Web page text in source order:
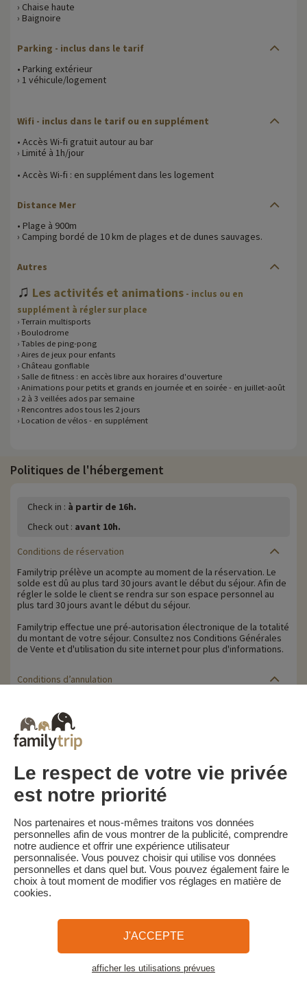
› Chaise haute
› Baignoire
Parking - inclus dans le tarif
• Parking extérieur
› 1 véhicule/logement
Wifi - inclus dans le tarif ou en supplément
• Accès Wi-fi gratuit autour au bar
› Limité à 1h/jour
• Accès Wi-fi : en supplément dans les logement
Distance Mer
• Plage à 900m
› Camping bordé de 10 km de plages et de dunes sauvages.
Autres
♫ Les activités et animations - inclus ou en
supplément à régler sur place
› Terrain multisports
› Boulodrome
› Tables de ping-pong
› Aires de jeux pour enfants
› Château gonflable
› Salle de fitness : en accès libre aux horaires d'ouverture
› Animations pour petits et grands en journée et en soirée - en juillet-août
› 2 à 3 veillées ados par semaine
› Rencontres ados tous les 2 jours
› Location de vélos - en supplément
Politiques de l'hébergement
Check in : à partir de 16h.
Check out : avant 10h.
Conditions de réservation
Familytrip prélève un acompte au moment de la réservation. Le
solde est dû au plus tard 30 jours avant le début du séjour. Afin de
régler le solde le client se rendra sur son espace personnel au
plus tard 30 jours avant le début du séjour.
Familytrip effectue une pré-autorisation électronique de la totalité
du montant de votre séjour. Consultez nos Conditions Générales
de Vente et d'utilisation du site internet pour plus d'informations.
Conditions d’annulation
début du séjour. Le client reçoit un rappel de paiement du solde
de la réservation par e-mail 35 jours avant le début du séjour.
Les pénalités d'annulation sont calculées sur la base du barème
• Annulation 30 jours ou plus avant la date de début du séjour :
acompte conservé
• Annulation moins de 30 jours avant la date de début du séjour :
100 % du prix du séjour conservé
Familytrip vous conseille de souscrire l'assurance annulation de
son partenaire AREAS Assurances. Souscrivez au moment de la
réservation ou dans les 24h suivant votre réservation par
téléphone.
CGV et Charte de Confidentialité
La Presse parle de nous
Partenaires FAQ Blog Plan du site
Le respect de votre vie privée
est notre priorité
Nos partenaires et nous-mêmes traitons vos données
personnelles afin de vous montrer de la publicité, comprendre
notre audience et offrir une expérience utilisateur
personnalisée. Vous pouvez choisir qui utilise vos données
personnelles et dans quel but. Vous pouvez également faire le
choix à tout moment de modifier vos réglages en matière de
cookies.
J'ACCEPTE
afficher les utilisations prévues